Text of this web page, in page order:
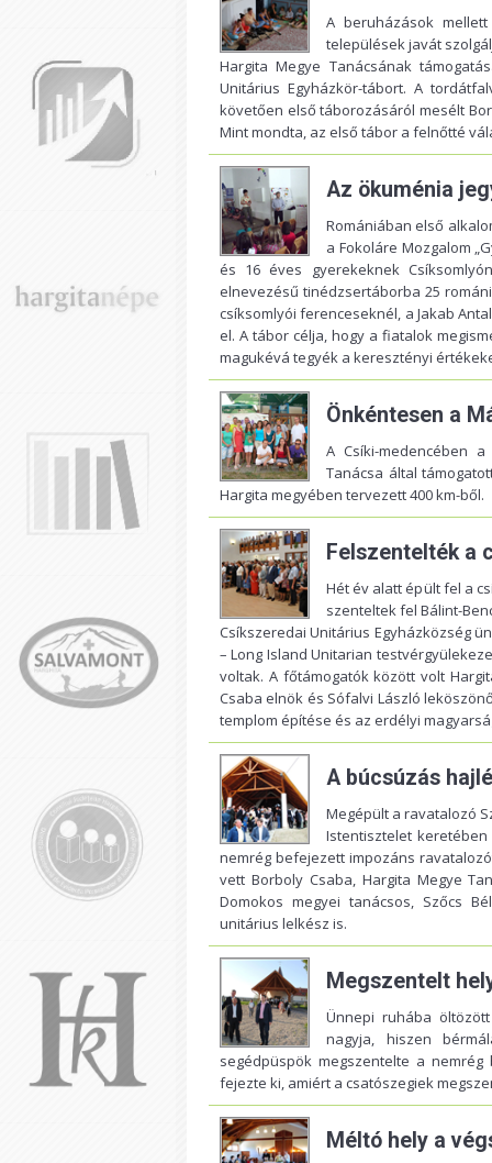
A beruházások
települések javát
Hargita Megye Tanácsának
Unitárius Egyházkör-tábort. A
követően első táborozásáról mesélt
Mint mondta, az első tábor a felnőtté
Az ökuménia
Romániában első
a Fokoláre Mozgalom
és 16 éves gyerekeknek
elnevezésű tinédzsertáborba 25
csíksomlyói ferenceseknél, a Jakab
el. A tábor célja, hogy a fiatalok
magukévá tegyék a keresztényi
Önkéntesen a
A Csíki-medencében
Tanácsa által
Hargita megyében tervezett 400 km-ből.
Felszentelték a
Hét év alatt épült fel a
szenteltek fel Bálint-
Csíkszeredai Unitárius Egyházközség
– Long Island Unitarian
voltak. A főtámogatók között volt
Csaba elnök és Sófalvi László
templom építése és az erdélyi
A búcsúzás
Megépült a ravatalozó
Istentisztelet
nemrég befejezett impozáns
vett Borboly Csaba, Hargita Megye
Domokos megyei tanácsos, Szőcs
unitárius lelkész is.
Megszentelt
Ünnepi ruhába
nagyja, hiszen
segédpüspök megszentelte a
fejezte ki, amiért a csatószegiek
Méltó hely a